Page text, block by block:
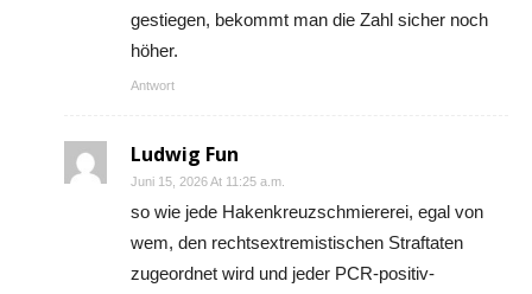
gestiegen, bekommt man die Zahl sicher noch
höher.
Antwort
Ludwig Fun
Juni 15, 2026 At 11:25 a.m.
so wie jede Hakenkreuzschmiererei, egal von
wem, den rechtsextremistischen Straftaten
zugeordnet wird und jeder PCR-positiv-